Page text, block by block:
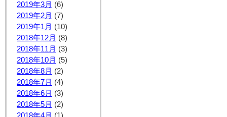
2019年3月 (6)
2019年2月 (7)
2019年1月 (10)
2018年12月 (8)
2018年11月 (3)
2018年10月 (5)
2018年8月 (2)
2018年7月 (4)
2018年6月 (3)
2018年5月 (2)